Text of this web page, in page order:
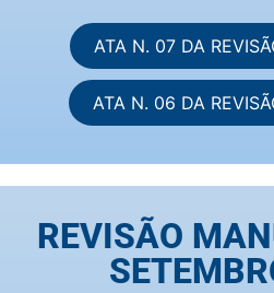
ATA N. 07 DA
ATA N. 06 DA
REVISÃO